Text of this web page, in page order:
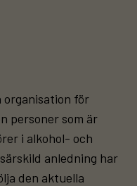
organisation för
personer som är
i alkohol- och
anledning har
den aktuella